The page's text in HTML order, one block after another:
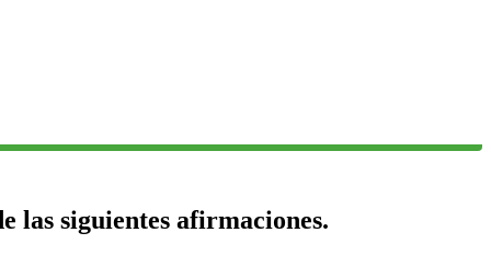
las siguientes afirmaciones.